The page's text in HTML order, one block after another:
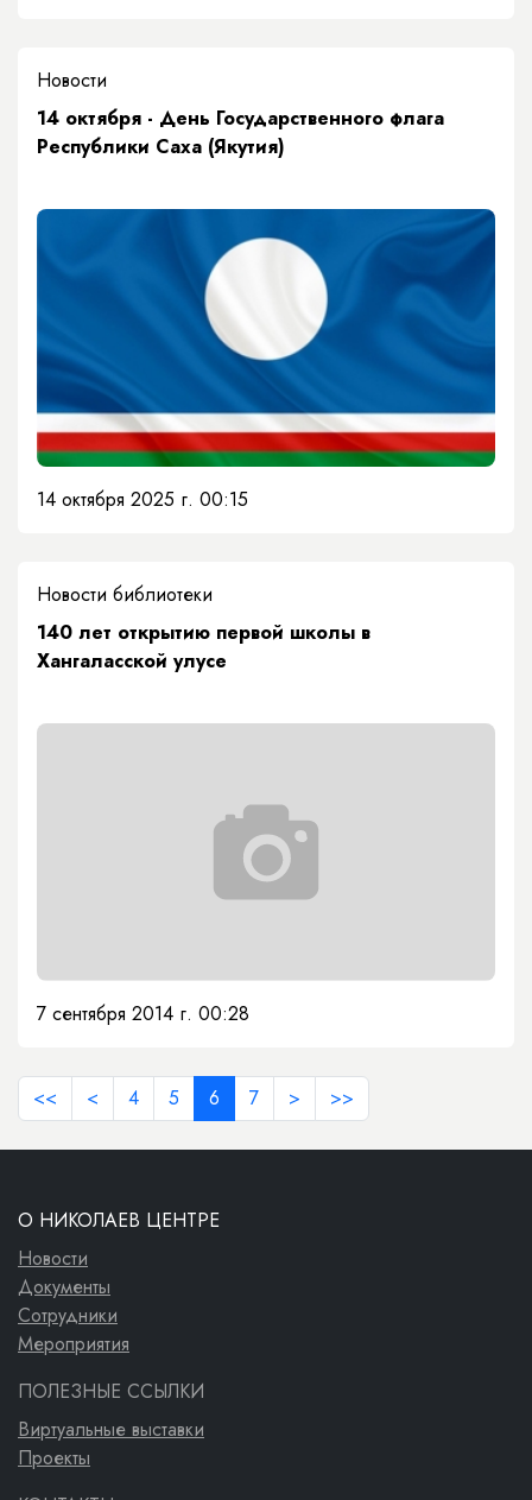
Новости
14 октября - День Государственного флага
Республики Саха (Якутия)
14 октября 2025 г. 00:15
Новости библиотеки
140 лет открытию первой школы в
Хангаласской улусе
7 сентября 2014 г. 00:28
<< < 4 5 6 7 > >>
О НИКОЛАЕВ ЦЕНТРЕ
Новости
Документы
Сотрудники
Мероприятия
ПОЛЕЗНЫЕ ССЫЛКИ
Виртуальные выставки
Проекты